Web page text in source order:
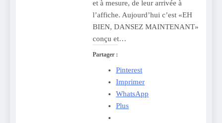
et à mesure, de leur arrivée à
l’affiche. Aujourd’hui c’est «EH
BIEN, DANSEZ MAINTENANT»
conçu et…
Partager :
Pinterest
Imprimer
WhatsApp
Plus